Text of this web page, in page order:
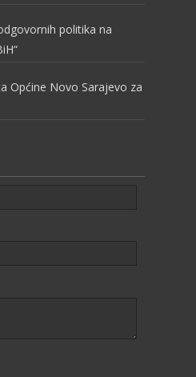
politika na
Općine Novo Sarajevo za